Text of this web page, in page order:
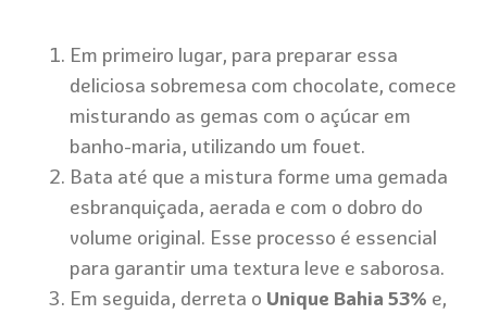
Em primeiro lugar, para preparar essa
deliciosa sobremesa com chocolate, comece
misturando as gemas com o açúcar em
banho-maria, utilizando um fouet.
Bata até que a mistura forme uma gemada
esbranquiçada, aerada e com o dobro do
volume original. Esse processo é essencial
para garantir uma textura leve e saborosa.
Em seguida, derreta o Unique Bahia 53% e,